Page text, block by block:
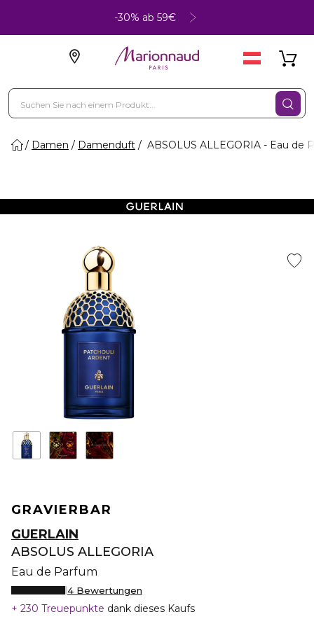
-30% ab 59€
Damen Damenduft ABSOLUS ALLEGORIA - Eau de
GRAVIERBAR
GUERLAIN
ABSOLUS ALLEGORIA
Eau de Parfum
4 Bewertungen
230 Treuepunkte dank dieses Kaufs